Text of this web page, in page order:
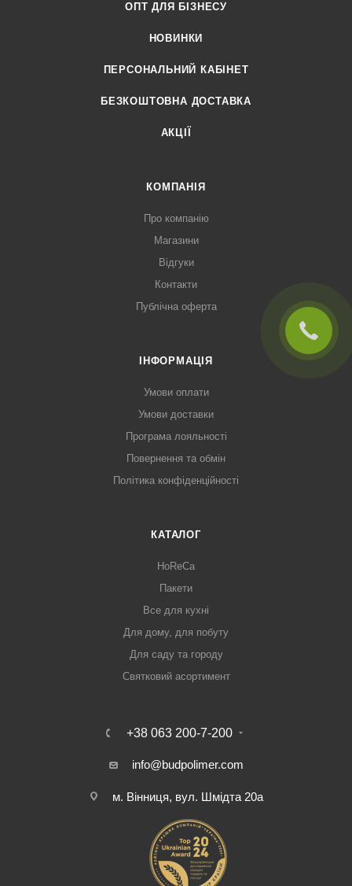
ОПТ ДЛЯ БІЗНЕСУ
НОВИНКИ
ПЕРСОНАЛЬНИЙ КАБІНЕТ
БЕЗКОШТОВНА ДОСТАВКА
АКЦІЇ
КОМПАНІЯ
Про компанію
Магазини
Відгуки
Контакти
Публічна оферта
ІНФОРМАЦІЯ
Умови оплати
Умови доставки
Програма лояльності
Повернення та обмін
Політика конфіденційності
КАТАЛОГ
HoReCa
Пакети
Все для кухні
Для дому, для побуту
Для саду та городу
Святковий асортимент
+38 063 200-7-200
info@budpolimer.com
м. Вінниця, вул. Шмідта 20а